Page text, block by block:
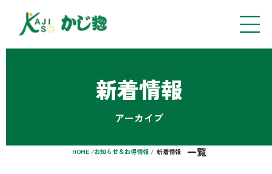
新着情報
アーカイブ
HOME /お知らせ＆お得情報 / 新着情報 一覧